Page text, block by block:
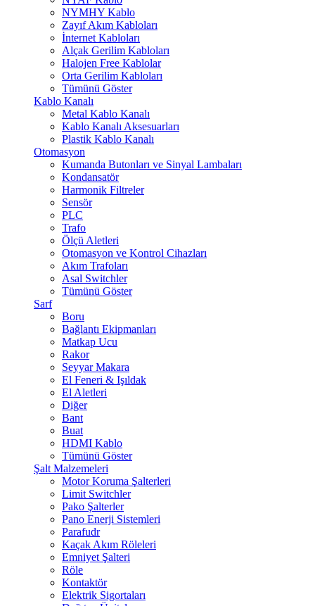
NYMHY Kablo
Zayıf Akım Kabloları
İnternet Kabloları
Alçak Gerilim Kabloları
Halojen Free Kablolar
Orta Gerilim Kabloları
Tümünü Göster
Kablo Kanalı
Metal Kablo Kanalı
Kablo Kanalı Aksesuarları
Plastik Kablo Kanalı
Otomasyon
Kumanda Butonları ve Sinyal Lambaları
Kondansatör
Harmonik Filtreler
Sensör
PLC
Trafo
Ölçü Aletleri
Otomasyon ve Kontrol Cihazları
Akım Trafoları
Asal Switchler
Tümünü Göster
Sarf
Boru
Bağlantı Ekipmanları
Matkap Ucu
Rakor
Seyyar Makara
El Feneri & Işıldak
El Aletleri
Diğer
Bant
Buat
HDMI Kablo
Tümünü Göster
Şalt Malzemeleri
Motor Koruma Şalterleri
Limit Switchler
Pako Şalterler
Pano Enerji Sistemleri
Parafudr
Kaçak Akım Röleleri
Emniyet Şalteri
Röle
Kontaktör
Elektrik Sigortaları